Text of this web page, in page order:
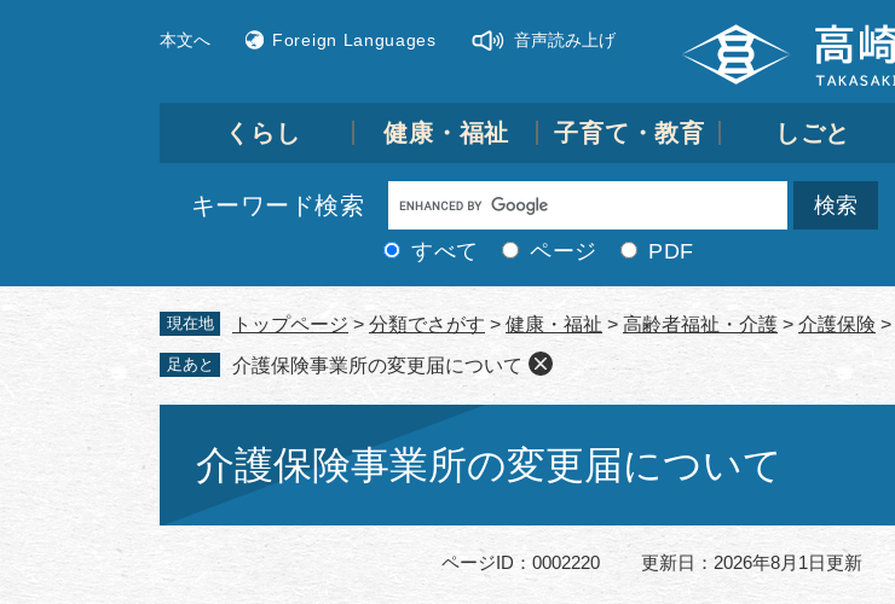
本文へ Foreign Languages 音声読み上げ
くらし 健康・福祉 子育て・教育 しごと
キーワード検索
Google
カ
検
すべて ページ PDF
現在地 トップページ > 分類でさがす > 健康・福祉 > 高齢者福祉・介護 > 介護保険 >
足あと 介護保険事業所の変更届について
介護保険事業所の変更届について
ページID：0002220 更新日：2026年8月1日更新